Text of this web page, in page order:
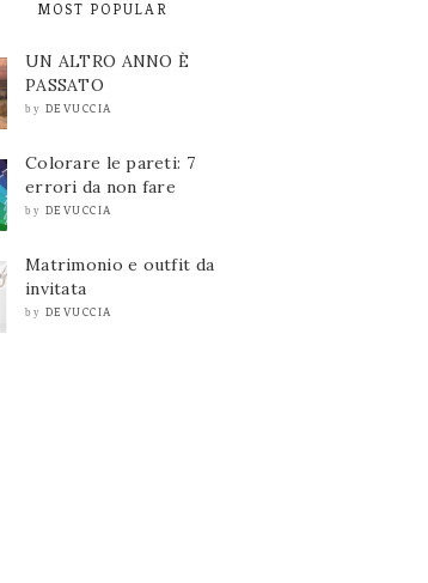
MOST POPULAR
UN ALTRO ANNO È
PASSATO
by DEVUCCIA
Colorare le pareti: 7
errori da non fare
by DEVUCCIA
Matrimonio e outfit da
invitata
by DEVUCCIA